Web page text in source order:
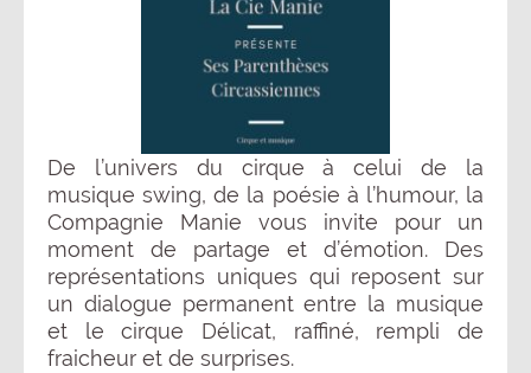
De l’univers du cirque à celui de la
musique swing, de la poésie à l’humour, la
Compagnie Manie vous invite pour un
moment de partage et d’émotion. Des
représentations uniques qui reposent sur
un dialogue permanent entre la musique
et le cirque Délicat, raffiné, rempli de
fraicheur et de surprises.